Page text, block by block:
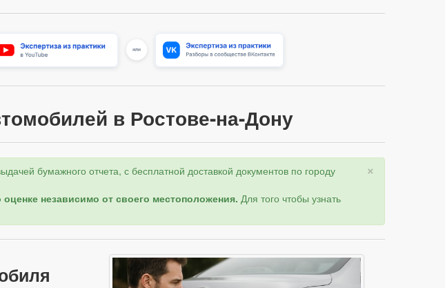
в Ростове-на-Дону
×
бумажного отчета, с бесплатной доставкой документов по городу
независимо от своего местоположения. Для того чтобы узнать